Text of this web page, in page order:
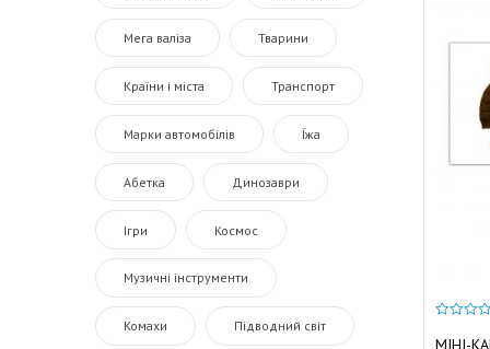
зМІНІ-
Мега валіза Тварини
Країни і міста Транспорт
Марки автомобілів Їжа
Абетка Динозаври
Ігри Космос
Музичні інструменти
Комахи Підводний світ